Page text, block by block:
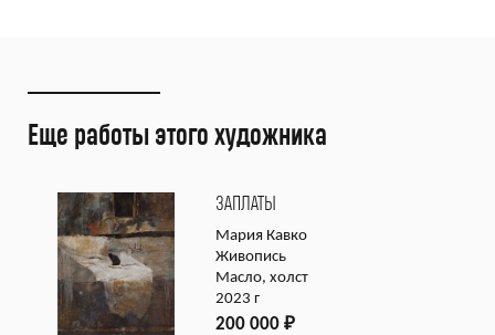
Еще работы этого художника
ЗАПЛАТЫ
Мария Кавко
Живопись
Масло, холст
2023 г
200 000 ₽